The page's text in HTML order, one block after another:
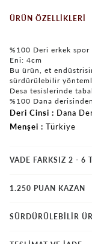
ÜRÜN ÖZELLIKLERI
%100 Deri erkek spor
Eni: 4cm
Bu ürün, et
sürdürülebilir
Desa tesislerinde
%100 Dana
Deri Cinsi
Dana
Menşei
Türkiye
VADE FARKSIZ 2 - 6
1.250 PUAN KAZAN
SÜRDÜRÜLEBİLİR